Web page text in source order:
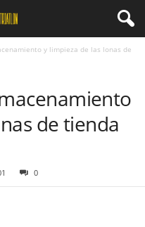
y limpieza de las lonas de
de tienda
0